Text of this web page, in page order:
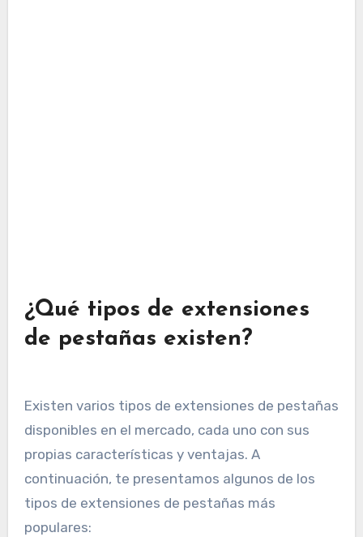
¿Qué tipos de extensiones
de pestañas existen?
Existen varios tipos de extensiones de pestañas
disponibles en el mercado, cada uno con sus
propias características y ventajas. A
continuación, te presentamos algunos de los
tipos de extensiones de pestañas más
populares: